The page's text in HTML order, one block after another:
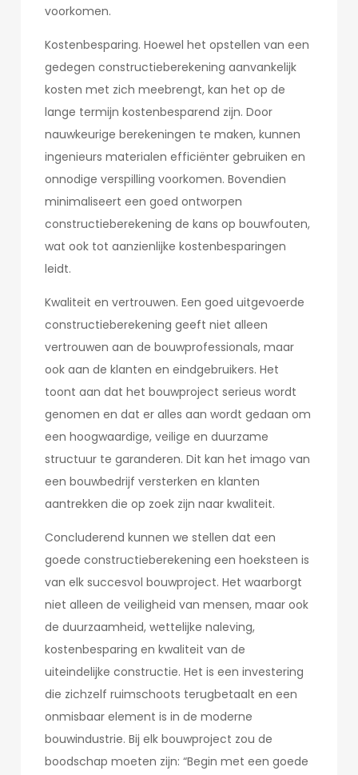
voorkomen.
Kostenbesparing. Hoewel het opstellen van een
gedegen constructieberekening aanvankelijk
kosten met zich meebrengt, kan het op de
lange termijn kostenbesparend zijn. Door
nauwkeurige berekeningen te maken, kunnen
ingenieurs materialen efficiënter gebruiken en
onnodige verspilling voorkomen. Bovendien
minimaliseert een goed ontworpen
constructieberekening de kans op bouwfouten,
wat ook tot aanzienlijke kostenbesparingen
leidt.
Kwaliteit en vertrouwen. Een goed uitgevoerde
constructieberekening geeft niet alleen
vertrouwen aan de bouwprofessionals, maar
ook aan de klanten en eindgebruikers. Het
toont aan dat het bouwproject serieus wordt
genomen en dat er alles aan wordt gedaan om
een hoogwaardige, veilige en duurzame
structuur te garanderen. Dit kan het imago van
een bouwbedrijf versterken en klanten
aantrekken die op zoek zijn naar kwaliteit.
Concluderend kunnen we stellen dat een
goede constructieberekening een hoeksteen is
van elk succesvol bouwproject. Het waarborgt
niet alleen de veiligheid van mensen, maar ook
de duurzaamheid, wettelijke naleving,
kostenbesparing en kwaliteit van de
uiteindelijke constructie. Het is een investering
die zichzelf ruimschoots terugbetaalt en een
onmisbaar element is in de moderne
bouwindustrie. Bij elk bouwproject zou de
boodschap moeten zijn: “Begin met een goede